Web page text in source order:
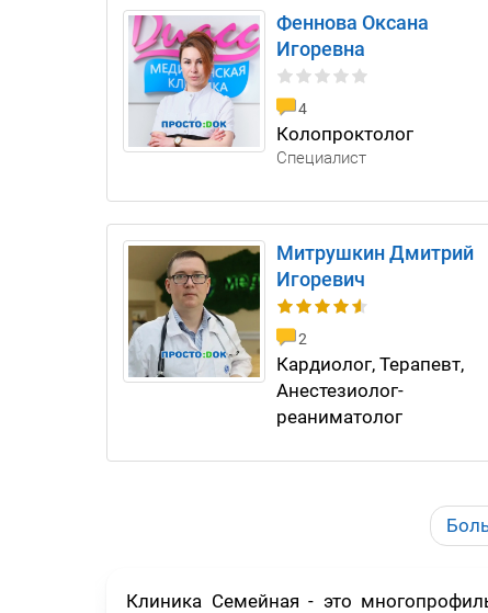
Феннова Оксана
Игоревна
4
Колопроктолог
Специалист
Митрушкин Дмитрий
Игоревич
2
Кардиолог, Терапевт,
Анестезиолог-
реаниматолог
Клиника Семейная - это